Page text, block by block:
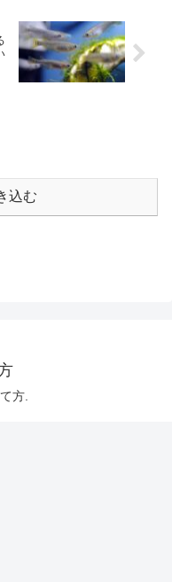
込む
方.